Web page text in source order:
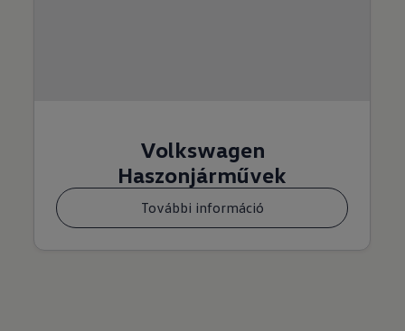
Volkswagen
Haszonjárművek
További információ